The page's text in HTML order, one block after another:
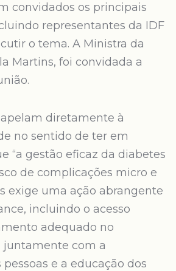
convidados os principais
representantes da IDF
o tema. A Ministra da
Martins, foi convidada a
diretamente à
no sentido de ter em
“a gestão eficaz da diabetes
de complicações micro e
exige uma ação abrangente
incluindo o acesso
adequado no
com a
e a educação dos